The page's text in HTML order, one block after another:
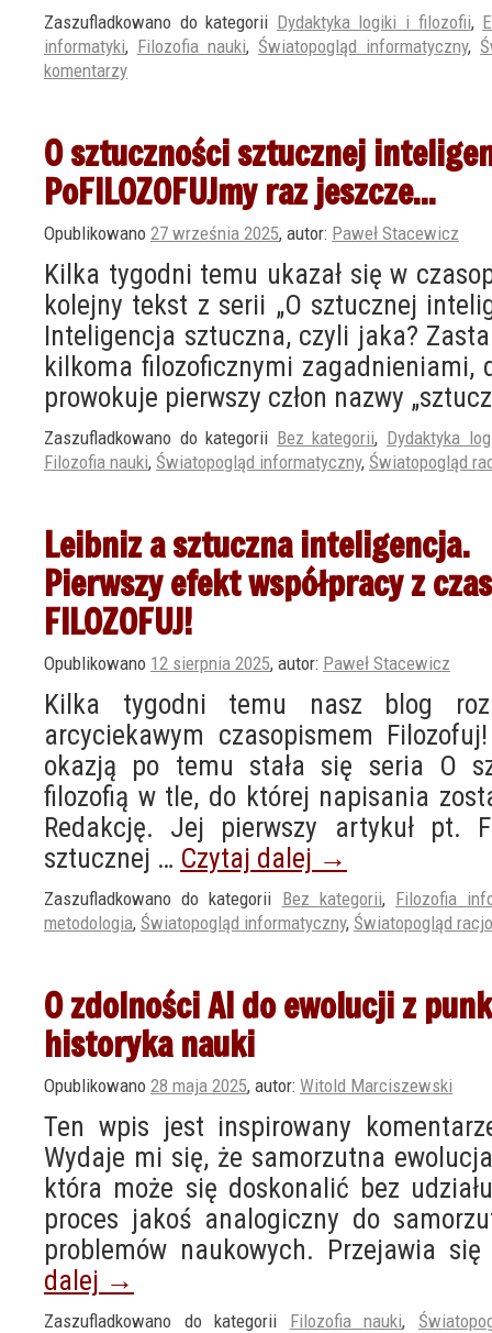
Zaszufladkowano do kategorii Dydaktyka logiki i filozofii,
informatyki, Filozofia nauki, Światopogląd informatyczny,
komentarzy
O sztuczności sztucznej
PoFILOZOFUJmy raz jeszcze…
Opublikowano 27 września 2025, autor: Paweł Stacewicz
Kilka tygodni temu ukazał się w
kolejny tekst z serii „O sztucznej
Inteligencja sztuczna, czyli jaka?
kilkoma filozoficznymi zagadnieniami,
prowokuje pierwszy człon nazwy
Zaszufladkowano do kategorii Bez kategorii, Dydaktyka
Filozofia nauki, Światopogląd informatyczny, Światopogląd
Leibniz a sztuczna inteligencja.
Pierwszy efekt współpracy z
FILOZOFUJ!
Opublikowano 12 sierpnia 2025, autor: Paweł Stacewicz
Kilka tygodni temu nasz blog
arcyciekawym czasopismem
okazją po temu stała się seria O
filozofią w tle, do której napisania
Redakcję. Jej pierwszy artykuł pt.
sztucznej … Czytaj dalej →
Zaszufladkowano do kategorii Bez kategorii, Filozofia
metodologia, Światopogląd informatyczny, Światopogląd
O zdolności AI do ewolucji z
historyka nauki
Opublikowano 28 maja 2025, autor: Witold Marciszewski
Ten wpis jest inspirowany
Wydaje mi się, że samorzutna
która może się doskonalić bez
proces jakoś analogiczny do
problemów naukowych. Przejawia
dalej →
Zaszufladkowano do kategorii Filozofia nauki,